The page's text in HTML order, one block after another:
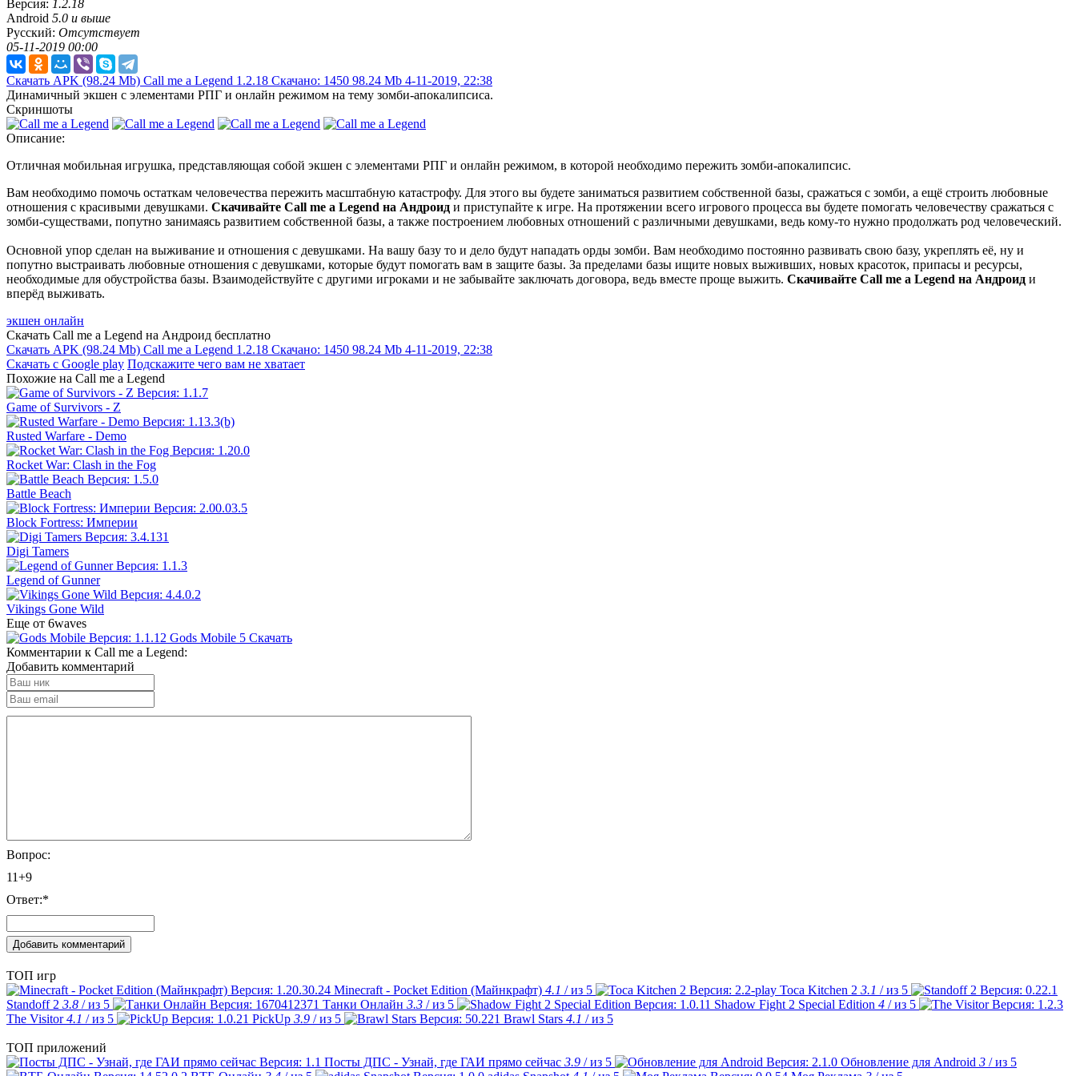
Версия: 1.2.18
Android 5.0 и выше
Русский: Отсутствует
05-11-2019 00:00
Скачать APK (98.24 Mb) Call me a Legend 1.2.18 Скачано: 1450 98.24 Mb 4-11-2019, 22:38
Динамичный экшен с элементами РПГ и онлайн режимом на тему зомби-апокалипсиса.
Скриншоты
Описание:
Отличная мобильная игрушка, представляющая собой экшен с элементами РПГ и онлайн режимом, в которой необходимо пережить зомби-апокалипсис.
Вам необходимо помочь остаткам человечества пережить масштабную катастрофу. Для этого вы будете заниматься развитием собственной базы, сражаться с зомби, а ещё строить любовные
отношения с красивыми девушками. Скачивайте Call me a Legend на Андроид и приступайте к игре. На протяжении всего игрового процесса вы будете помогать человечеству сражаться с
зомби-существами, попутно занимаясь развитием собственной базы, а также построением любовных отношений с различными девушками, ведь кому-то нужно продолжать род человеческий.
Основной упор сделан на выживание и отношения с девушками. На вашу базу то и дело будут нападать орды зомби. Вам необходимо постоянно развивать свою базу, укреплять её, ну и
попутно выстраивать любовные отношения с девушками, которые будут помогать вам в защите базы. За пределами базы ищите новых выживших, новых красоток, припасы и ресурсы,
необходимые для обустройства базы. Взаимодействуйте с другими игроками и не забывайте заключать договора, ведь вместе проще выжить. Скачивайте Call me a Legend на Андроид и
вперёд выживать.
экшен онлайн
Скачать Call me a Legend на Андроид бесплатно
Скачать APK (98.24 Mb) Call me a Legend 1.2.18 Скачано: 1450 98.24 Mb 4-11-2019, 22:38
Скачать с Google play Подскажите чего вам не хватает
Похожие на Call me a Legend
Game of Survivors - Z
Rusted Warfare - Demo
Rocket War: Clash in the Fog
Battle Beach
Block Fortress: Империи
Digi Tamers
Legend of Gunner
Vikings Gone Wild
Еще от 6waves
Gods Mobile 5 Скачать
Комментарии к Call me a Legend:
Добавить комментарий
Вопрос:
11+9
Ответ:*
ТОП игр
Minecraft - Pocket Edition (Майнкрафт) 4.1 / из 5 Toca Kitchen 2 3.1 / из 5
Standoff 2 3.8 / из 5 Танки Онлайн 3.3 / из 5 Shadow Fight 2 Special Edition 4 / из 5
The Visitor4.1 / из 5 PickUp 3.9 / из 5 Brawl Stars 4.1 / из 5
ТОП приложений
Посты ДПС - Узнай, где ГАИ прямо сейчас 3.9 / из 5 Обновление для Android 3 / из 5